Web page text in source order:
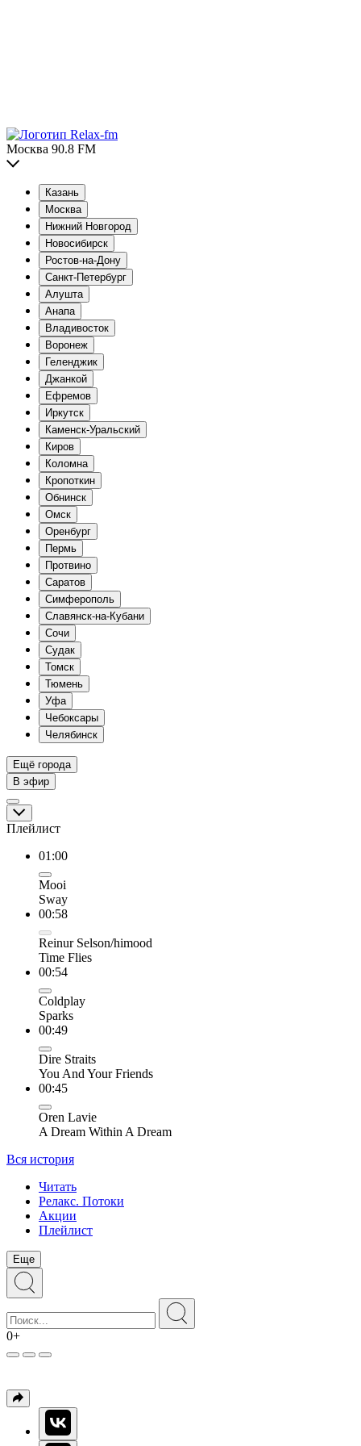
Москва 90.8 FM
Казань
Москва
Нижний Новгород
Новосибирск
Ростов-на-Дону
Санкт-Петербург
Алушта
Анапа
Владивосток
Воронеж
Геленджик
Джанкой
Ефремов
Иркутск
Каменск-Уральский
Киров
Коломна
Кропоткин
Обнинск
Омск
Оренбург
Пермь
Протвино
Саратов
Симферополь
Славянск-на-Кубани
Сочи
Судак
Томск
Тюмень
Уфа
Чебоксары
Челябинск
Ещё города
В эфир
Плейлист
01:00
Mooi
Sway
00:58
Reinur Selson/himood
Time Flies
00:54
Coldplay
Sparks
00:49
Dire Straits
You And Your Friends
00:45
Oren Lavie
A Dream Within A Dream
Вся история
Читать
Релакс. Потоки
Акции
Плейлист
Еще
0+